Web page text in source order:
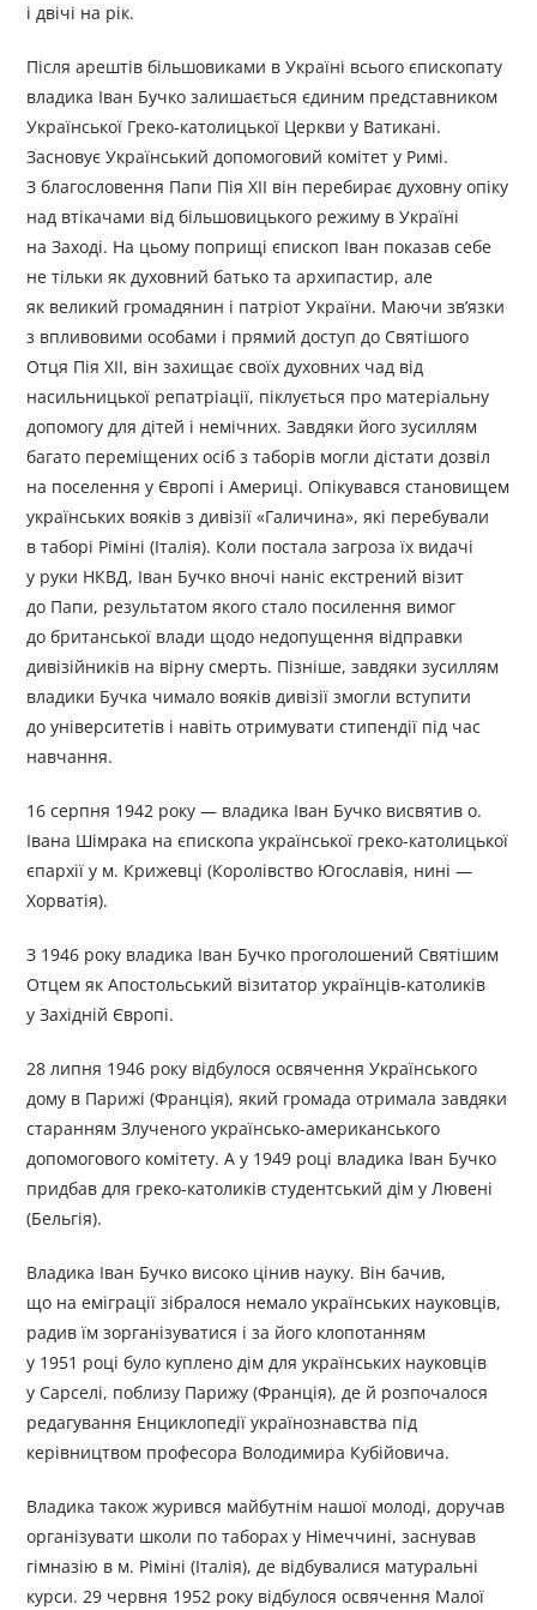
і двічі на рік.
Після арештів більшовиками в Україні всього єпископату
владика Іван Бучко залишається єдиним представником
Української Греко-католицької Церкви у Ватикані.
Засновує Український допомоговий комітет у Римі.
З благословення Папи Пія ХІІ він перебирає духовну опіку
над втікачами від більшовицького режиму в Україні
на Заході. На цьому поприщі єпископ Іван показав себе
не тільки як духовний батько та архипастир, але
як великий громадянин і патріот України. Маючи зв’язки
з впливовими особами і прямий доступ до Святішого
Отця Пія ХІІ, він захищає своїх духовних чад від
насильницької репатріації, піклується про матеріальну
допомогу для дітей і немічних. Завдяки його зусиллям
багато переміщених осіб з таборів могли дістати дозвіл
на поселення у Європі і Америці. Опікувався становищем
українських вояків з дивізії «Галичина», які перебували
в таборі Ріміні (Італія). Коли постала загроза їх видачі
у руки НКВД, Іван Бучко вночі наніс екстрений візит
до Папи, результатом якого стало посилення вимог
до британської влади щодо недопущення відправки
дивізійників на вірну смерть. Пізніше, завдяки зусиллям
владики Бучка чимало вояків дивізії змогли вступити
до університетів і навіть отримувати стипендії під час
навчання.
16 серпня 1942 року — владика Іван Бучко висвятив о.
Івана Шімрака на єпископа української греко-католицької
єпархії у м. Крижевці (Королівство Югославія, нині —
Хорватія).
З 1946 року владика Іван Бучко проголошений Святішим
Отцем як Апостольський візитатор українців-католиків
у Західній Європі.
28 липня 1946 року відбулося освячення Українського
дому в Парижі (Франція), який громада отримала завдяки
старанням Злученого українсько-американського
допомогового комітету. А у 1949 році владика Іван Бучко
придбав для греко-католиків студентський дім у Лювені
(Бельгія).
Владика Іван Бучко високо цінив науку. Він бачив,
що на еміграції зібралося немало українських науковців,
радив їм зорганізуватися і за його клопотанням
у 1951 році було куплено дім для українських науковців
у Сарселі, поблизу Парижу (Франція), де й розпочалося
редагування Енциклопедії українознавства під
керівництвом професора Володимира Кубійовича.
Владика також журився майбутнім нашої молоді, доручав
організувати школи по таборах у Німеччині, заснував
гімназію в м. Ріміні (Італія), де відбувалися матуральні
курси. 29 червня 1952 року відбулося освячення Малої